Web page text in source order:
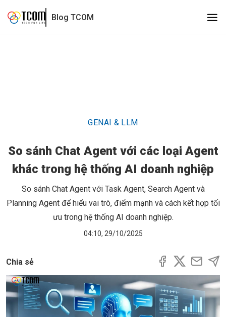
Blog TCOM
GENAI & LLM
So sánh Chat Agent với các loại Agent
khác trong hệ thống AI doanh nghiệp
So sánh Chat Agent với Task Agent, Search Agent và
Planning Agent để hiểu vai trò, điểm mạnh và cách kết hợp tối
ưu trong hệ thống AI doanh nghiệp.
04:10, 29/10/2025
Chia sẻ